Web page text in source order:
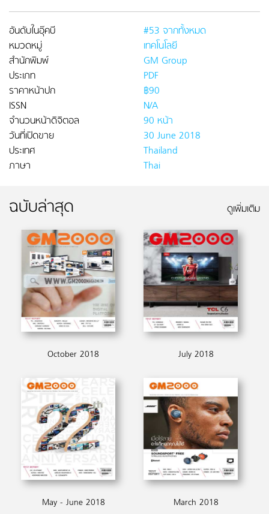
อันดับในอุ๊คบี
#53 จากทั้งหมด
หมวดหมู่
เทคโนโลยี
สำนักพิมพ์
GM Group
ประเภท
PDF
ราคาหน้าปก
฿90
ISSN
N/A
จำนวนหน้าดิจิตอล
90 หน้า
วันที่เปิดขาย
30 June 2018
ประเทศ
Thailand
ภาษา
Thai
ฉบับล่าสุด ดูเพิ่มเติม
October 2018 July 2018
May - June 2018 March 2018